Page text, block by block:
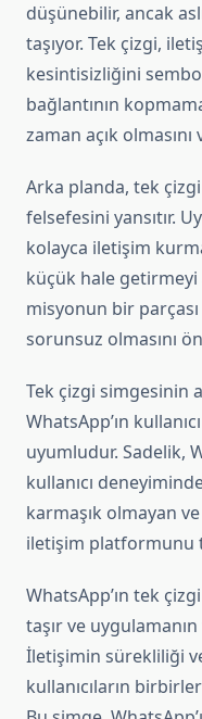
düşünebilir, ancak
taşıyor. Tek çizgi,
kesintisizliğini
bağlantının
zaman açık olmasını
Arka planda, tek
felsefesini yansıtır.
kolayca iletişim
küçük hale getirmeyi
misyonun bir
sorunsuz olmasını
Tek çizgi simgesinin
WhatsApp’ın
uyumludur. Sadelik,
kullanıcı
karmaşık olmayan
iletişim platformunu
WhatsApp’ın tek
taşır ve
İletişimin sürekliliği
kullanıcıların